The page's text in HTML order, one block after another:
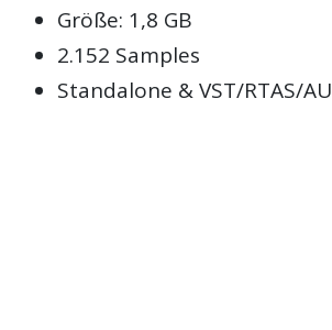
Größe: 1,8 GB
2.152 Samples
Standalone & VST/RTAS/AU